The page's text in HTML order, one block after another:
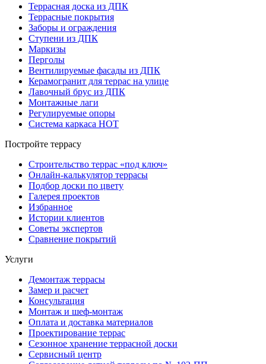
Террасная доска из ДПК
Террасные покрытия
Заборы и ограждения
Ступени из ДПК
Маркизы
Перголы
Вентилируемые фасады из ДПК
Керамогранит для террас на улице
Лавочный брус из ДПК
Монтажные лаги
Регулируемые опоры
Система каркаса НОТ
Постройте террасу
Строительство террас «под ключ»
Онлайн-калькулятор террасы
Подбор доски по цвету
Галерея проектов
Избранное
Истории клиентов
Советы экспертов
Сравнение покрытий
Услуги
Демонтаж террасы
Замер и расчет
Консультация
Монтаж и шеф-монтаж
Оплата и доставка материалов
Проектирование террас
Сезонное хранение террасной доски
Сервисный центр